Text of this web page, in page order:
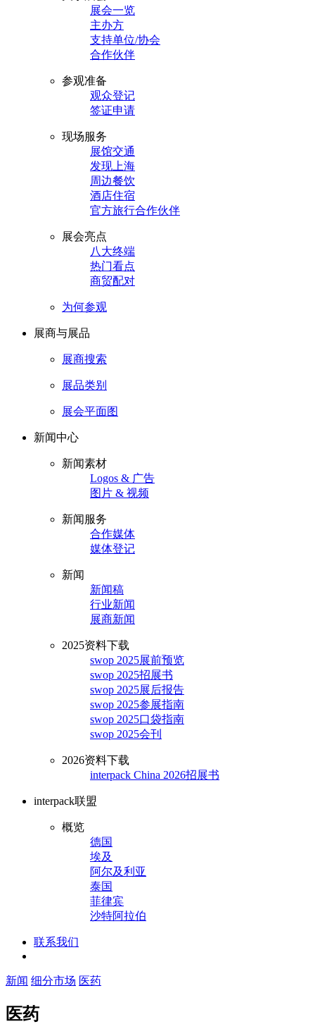
展会一览
主办方
支持单位/协会
合作伙伴
参观准备
观众登记
签证申请
现场服务
展馆交通
发现上海
周边餐饮
酒店住宿
官方旅行合作伙伴
展会亮点
八大终端
热门看点
商贸配对
为何参观
展商与展品
展商搜索
展品类别
展会平面图
新闻中心
新闻素材
Logos & 广告
图片 & 视频
新闻服务
合作媒体
媒体登记
新闻
新闻稿
行业新闻
展商新闻
2025资料下载
swop 2025展前预览
swop 2025招展书
swop 2025展后报告
swop 2025参展指南
swop 2025口袋指南
swop 2025会刊
2026资料下载
interpack China 2026招展书
interpack联盟
概览
德国
埃及
阿尔及利亚
泰国
菲律宾
沙特阿拉伯
联系我们
新闻 细分市场 医药
医药